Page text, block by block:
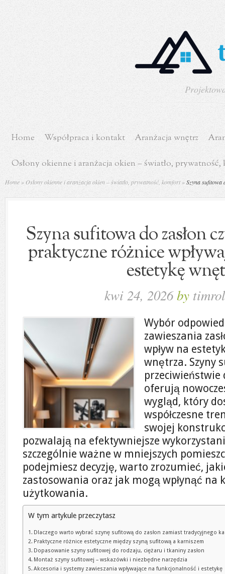
Home Współpraca i kontakt Aranżacja wnętrz
Osłony okienne i aranżacja okien – światło,
Home » Osłony okienne i aranżacja okien – światło, prywatność, komfort »Szyna sufitowa
Szyna sufitowa do zasłon
praktyczne różnice
estetykę
kwi 24, 2026by
Wybór
zawieszania
wpływ na
wnętrza. Szyny
przeciwieństwie
oferują
wygląd, który
współczesne
swojej
pozwalają na efektywniejsze
szczególnie ważne w mniejszych
podejmiesz decyzję, warto zrozumieć,
zastosowania oraz jak mogą wpłynąć na
użytkowania.
W tym artykule przeczytasz
Dlaczego warto wybrać szynę sufitową do zasłon zamiast tradycyjnego
Praktyczne różnice estetyczne między szyną sufitową a karniszem
Dopasowanie szyny sufitowej do rodzaju, ciężaru i tkaniny zasłon
Montaż szyny sufitowej – wskazówki i niezbędne narzędzia
Akcesoria i systemy zawieszania wpływające na funkcjonalność i estetykę